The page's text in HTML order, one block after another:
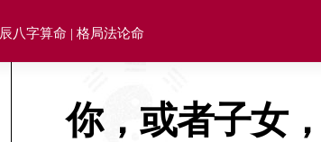
八字算命 | 格局法论命
你，或者子女